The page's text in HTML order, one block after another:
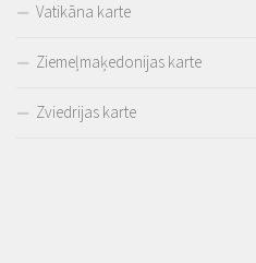
Vatikāna karte
Ziemeļmaķedonijas karte
Zviedrijas karte